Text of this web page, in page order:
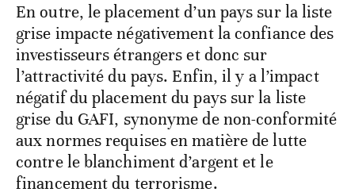
En outre, le placement d’un pays sur la liste
grise impacte négativement la confiance des
investisseurs étrangers et donc sur
l’attractivité du pays. Enfin, il y a l’impact
négatif du placement du pays sur la liste
grise du GAFI, synonyme de non-conformité
aux normes requises en matière de lutte
contre le blanchiment d’argent et le
financement du terrorisme.